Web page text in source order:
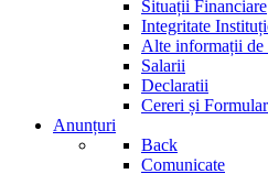
Situații Financiare
Integritate
Alte informații de
Salarii
Declaratii
Cereri și
Anunțuri
Back
Comunicate